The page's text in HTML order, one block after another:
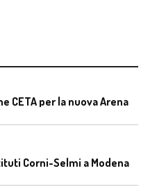
Corni-Selmi a Modena